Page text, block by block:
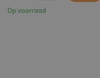
Op voorraad